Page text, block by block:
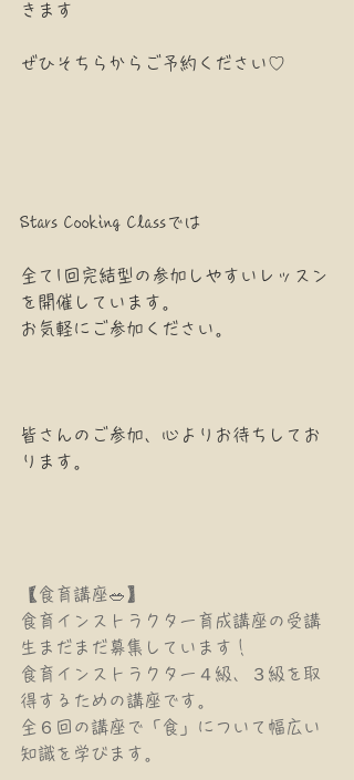
きます
ぜひそちらからご予約ください♡
Stars Cooking Classでは
全て1回完結型の参加しやすいレッスン
を開催しています。
お気軽にご参加ください。
皆さんのご参加、心よりお待ちしてお
ります。
【食育講座🥗】
食育インストラクター育成講座の受講
生まだまだ募集しています！
食育インストラクター４級、３級を取
得するための講座です。
全６回の講座で「食」について幅広い
知識を学びます。